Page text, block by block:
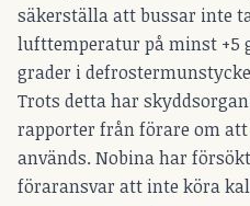
säkerställa att bussar inte
lufttemperatur på minst +5
grader i
Trots detta har
rapporter från förare om
används. Nobina har
föraransvar att inte köra